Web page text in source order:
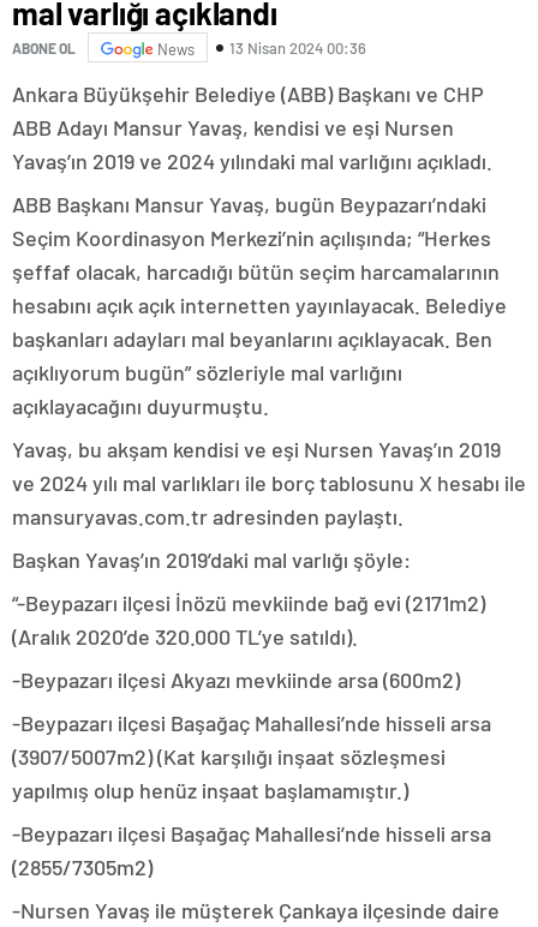
mal varlığı açıklandı
ABONE OL News 13 Nisan 2024 00:36
Ankara Büyükşehir Belediye (ABB) Başkanı ve CHP
ABB Adayı Mansur Yavaş, kendisi ve eşi Nursen
Yavaş’ın 2019 ve 2024 yılındaki mal varlığını açıkladı.
ABB Başkanı Mansur Yavaş, bugün Beypazarı’ndaki
Seçim Koordinasyon Merkezi’nin açılışında; “Herkes
şeffaf olacak, harcadığı bütün seçim harcamalarının
hesabını açık açık internetten yayınlayacak. Belediye
başkanları adayları mal beyanlarını açıklayacak. Ben
açıklıyorum bugün” sözleriyle mal varlığını
açıklayacağını duyurmuştu.
Yavaş, bu akşam kendisi ve eşi Nursen Yavaş’ın 2019
ve 2024 yılı mal varlıkları ile borç tablosunu X hesabı ile
mansuryavas.com.tr adresinden paylaştı.
Başkan Yavaş’ın 2019’daki mal varlığı şöyle:
“-Beypazarı ilçesi İnözü mevkiinde bağ evi (2171m2)
(Aralık 2020’de 320.000 TL’ye satıldı).
-Beypazarı ilçesi Akyazı mevkiinde arsa (600m2)
-Beypazarı ilçesi Başağaç Mahallesi’nde hisseli arsa
(3907/5007m2) (Kat karşılığı inşaat sözleşmesi
yapılmış olup henüz inşaat başlamamıştır.)
-Beypazarı ilçesi Başağaç Mahallesi’nde hisseli arsa
(2855/7305m2)
-Nursen Yavaş ile müşterek Çankaya ilçesinde daire